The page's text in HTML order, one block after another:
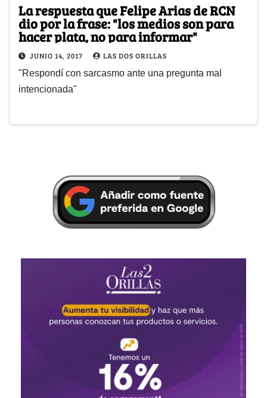
La respuesta que Felipe Arias de RCN
dio por la frase: "los medios son para
hacer plata, no para informar"
JUNIO 14, 2017 LAS DOS ORILLAS
"Respondí con sarcasmo ante una pregunta mal
intencionada"